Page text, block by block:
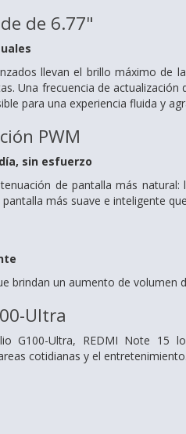
de 6.77"
llevan el brillo máximo de
Una frecuencia de
para una experiencia fluida y
PWM
sin esfuerzo
de pantalla más
más suave e inteligente
brindan un aumento de volumen
Ultra
G100-Ultra, REDMI Note 15
cotidianas y el entretenimiento.